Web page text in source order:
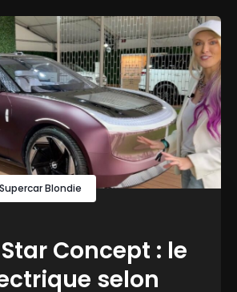
Supercar Blondie
Concept : le
selon